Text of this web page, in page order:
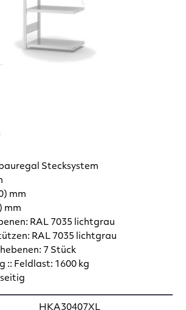
Stecksystem
mm
mm
RAL 7035 lichtgrau
RAL 7035 lichtgrau
7 Stück
:: Feldlast: 1600 kg
HKA30407XL